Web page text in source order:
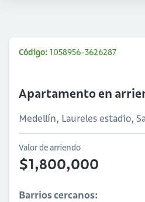
Código: 1058956-3626287
Apartamento en
Medellín, Laureles estadio,
Valor de arriendo
$1,800,000
Barrios cercanos: